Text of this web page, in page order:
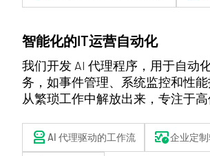
智能化的IT运营自动化
我们开发 AI 代理程序，用于自动
务，如事件管理、系统监控和性
从繁琐工作中解放出来，专注于高
robot_2 AI 代理驱动的工作流 blood_pressure企业定